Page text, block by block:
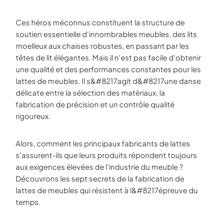
Ces héros méconnus constituent la structure de
soutien essentielle d'innombrables meubles, des lits
moelleux aux chaises robustes, en passant par les
têtes de lit élégantes. Mais il n'est pas facile d'obtenir
une qualité et des performances constantes pour les
lattes de meubles. Il s&#8217agit d&#8217une danse
délicate entre la sélection des matériaux, la
fabrication de précision et un contrôle qualité
rigoureux.
Alors, comment les principaux fabricants de lattes
s'assurent-ils que leurs produits répondent toujours
aux exigences élevées de l'industrie du meuble ?
Découvrons les sept secrets de la fabrication de
lattes de meubles qui résistent à l&#8217épreuve du
temps.